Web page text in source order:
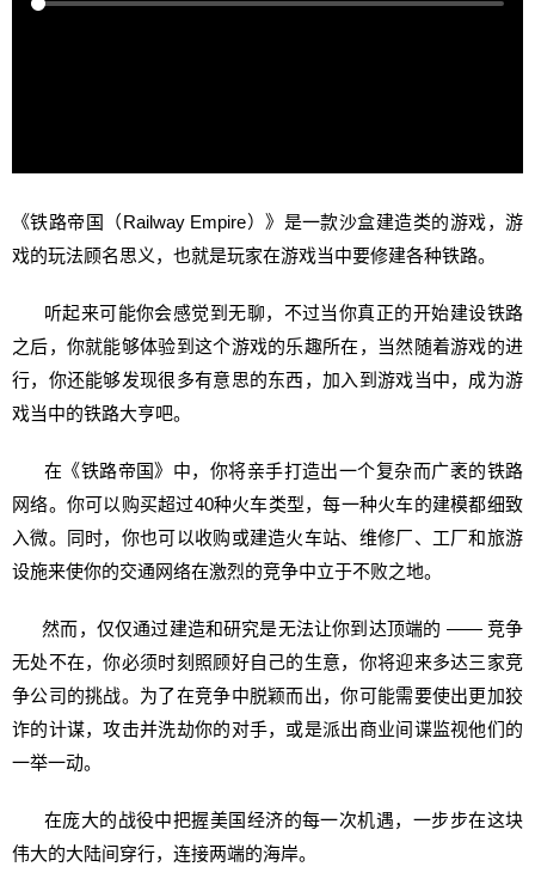
《铁路帝国（Railway Empire）》是一款沙盒建造类的游戏，游
戏的玩法顾名思义，也就是玩家在游戏当中要修建各种铁路。
听起来可能你会感觉到无聊，不过当你真正的开始建设铁路
之后，你就能够体验到这个游戏的乐趣所在，当然随着游戏的进
行，你还能够发现很多有意思的东西，加入到游戏当中，成为游
戏当中的铁路大亨吧。
在《铁路帝国》中，你将亲手打造出一个复杂而广袤的铁路
网络。你可以购买超过40种火车类型，每一种火车的建模都细致
入微。同时，你也可以收购或建造火车站、维修厂、工厂和旅游
设施来使你的交通网络在激烈的竞争中立于不败之地。
然而，仅仅通过建造和研究是无法让你到达顶端的 —— 竞争
无处不在，你必须时刻照顾好自己的生意，你将迎来多达三家竞
争公司的挑战。为了在竞争中脱颖而出，你可能需要使出更加狡
诈的计谋，攻击并洗劫你的对手，或是派出商业间谍监视他们的
一举一动。
在庞大的战役中把握美国经济的每一次机遇，一步步在这块
伟大的大陆间穿行，连接两端的海岸。